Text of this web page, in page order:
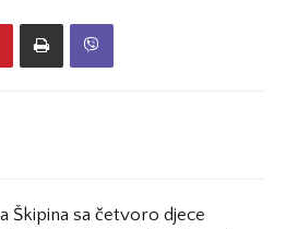
Škipina sa četvoro djece